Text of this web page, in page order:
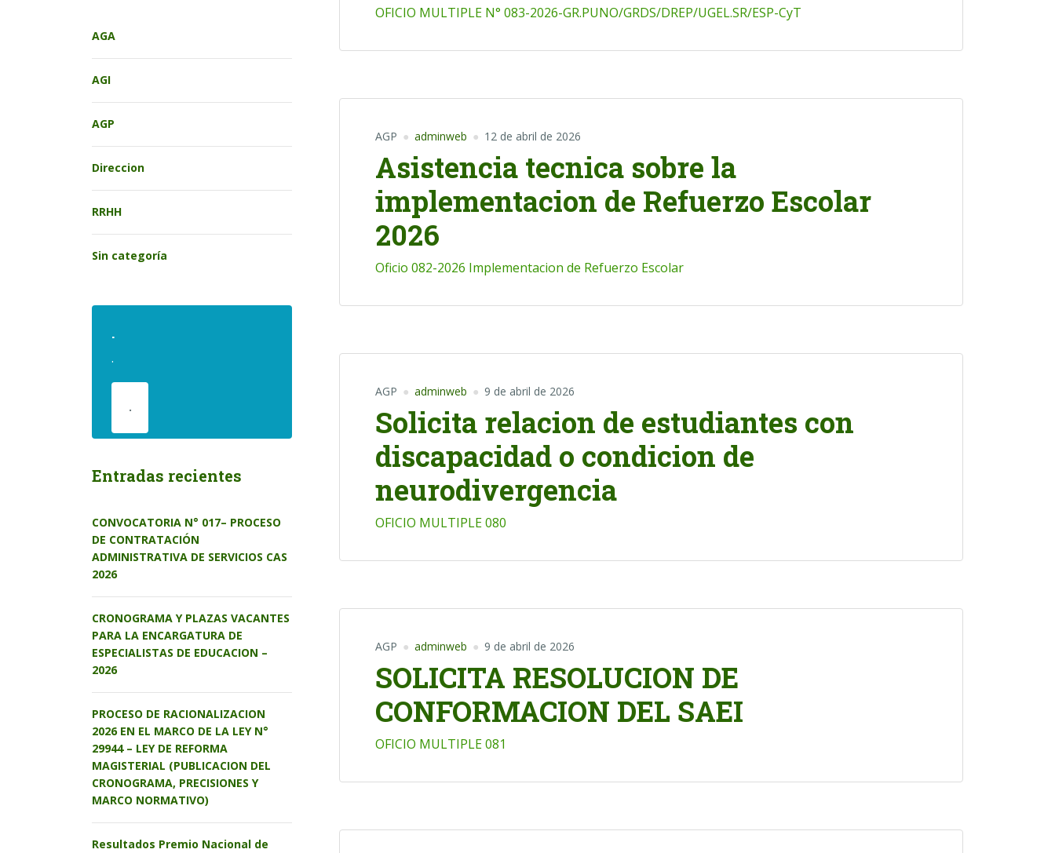
OFICIO MULTIPLE N° 083-2026-GR.PUNO/GRDS/DREP/UGEL.SR/ESP-CyT
AGP adminweb 12 de abril de 2026
Asistencia tecnica sobre la
implementacion de Refuerzo Escolar
2026
Oficio 082-2026 Implementacion de Refuerzo Escolar
AGP adminweb 9 de abril de 2026
Solicita relacion de estudiantes con
discapacidad o condicion de
neurodivergencia
OFICIO MULTIPLE 080
AGP adminweb 9 de abril de 2026
SOLICITA RESOLUCION DE
CONFORMACION DEL SAEI
OFICIO MULTIPLE 081
AGA
AGI
AGP
Direccion
RRHH
Sin categoría
.
.
.
Entradas recientes
CONVOCATORIA N° 017– PROCESO
DE CONTRATACIÓN
ADMINISTRATIVA DE SERVICIOS CAS
2026
CRONOGRAMA Y PLAZAS VACANTES
PARA LA ENCARGATURA DE
ESPECIALISTAS DE EDUCACION –
2026
PROCESO DE RACIONALIZACION
2026 EN EL MARCO DE LA LEY N°
29944 – LEY DE REFORMA
MAGISTERIAL (PUBLICACION DEL
CRONOGRAMA, PRECISIONES Y
MARCO NORMATIVO)
Resultados Premio Nacional de